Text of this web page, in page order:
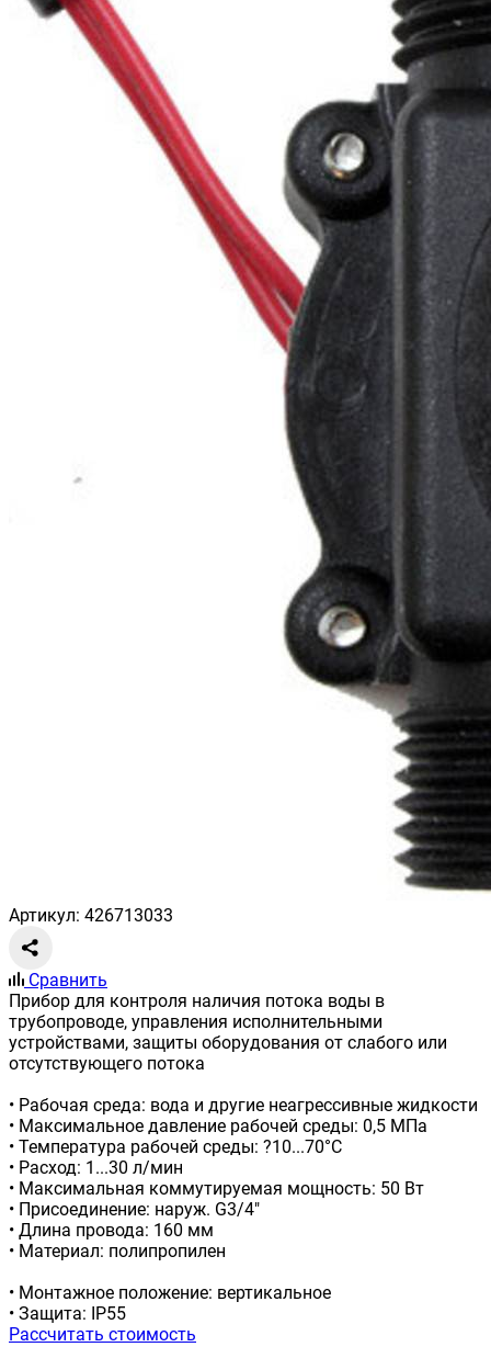
Артикул: 426713033
Сравнить
Прибор для контроля наличия потока воды в
трубопроводе, управления исполнительными
устройствами, защиты оборудования от слабого или
отсутствующего потока
• Рабочая среда: вода и другие неагрессивные жидкости
• Максимальное давление рабочей среды: 0,5 МПа
• Температура рабочей среды: ?10...70°С
• Расход: 1...30 л/мин
• Максимальная коммутируемая мощность: 50 Вт
• Присоединение: наруж. G3/4"
• Длина провода: 160 мм
• Материал: полипропилен
• Монтажное положение: вертикальное
• Защита: IP55
Рассчитать стоимость